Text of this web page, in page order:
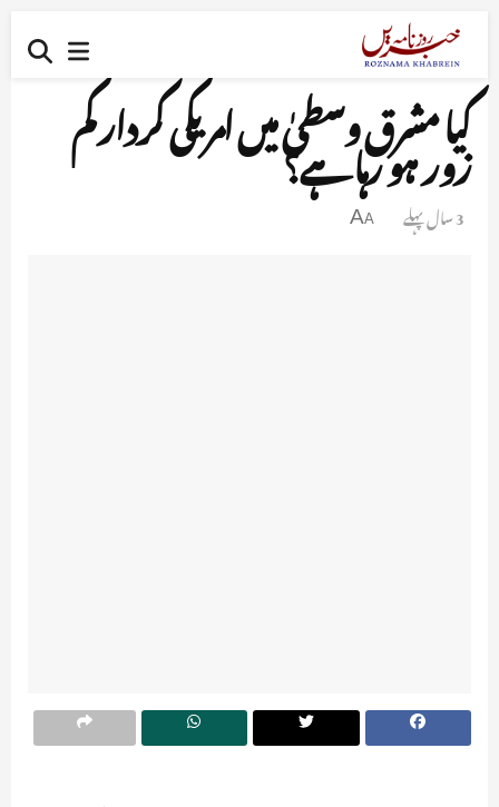
کیا مشرق وسطیٰ میں امریکی کردار کم
زور ہو رہا ہے؟
3 سال پہلے A
A